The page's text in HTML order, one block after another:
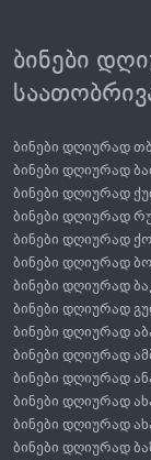
ბინები
ბინები დღიურად
ბინები დღიურად
ბინები დღიურად
ბინები დღიურად
ბინები დღიურად
ბინები დღიურად
ბინები დღიურად
ბინები დღიურად
ბინები დღიურად
ბინები დღიურად
ბინები დღიურად
ბინები დღიურად
ბინები დღიურად
ბინები დღიურად